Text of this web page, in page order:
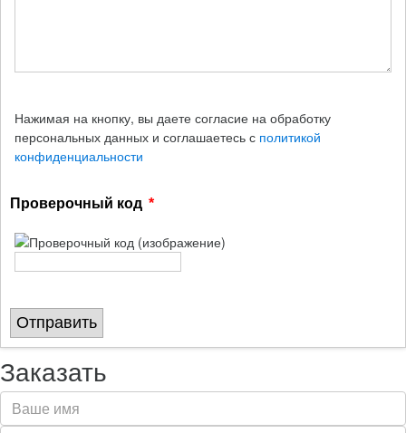
Нажимая на кнопку, вы даете согласие на обработку
персональных данных и соглашаетесь с политикой
конфиденциальности
Проверочный код
Отправить
Заказать